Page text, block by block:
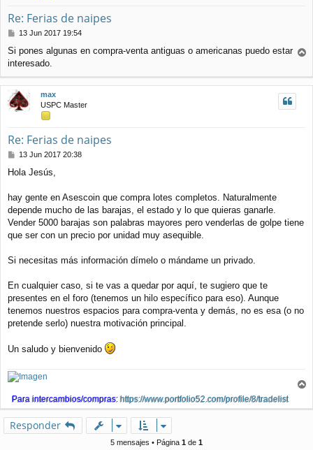
Re: Ferias de naipes
M
s
j
e
13 Jun 2017 19:54
Si pones algunas en compra-venta antiguas o americanas puedo estar
interesado.
i
max
USPC Master
Re: Ferias de naipes
M
n
a
j
e
13 Jun 2017 20:38
Hola Jesús,
hay gente en Asescoin que compra lotes completos. Naturalmente
depende mucho de las barajas, el estado y lo que quieras ganarle.
Vender 5000 barajas son palabras mayores pero venderlas de golpe tiene
que ser con un precio por unidad muy asequible.
Si necesitas más información dímelo o mándame un privado.
En cualquier caso, si te vas a quedar por aquí, te sugiero que te
presentes en el foro (tenemos un hilo específico para eso). Aunque
tenemos nuestros espacios para compra-venta y demás, no es esa (o no
pretende serlo) nuestra motivación principal.
Un saludo y bienvenido
Para intercambios/compras: https://www.portfolio52.com/profile/8/tradelist
r
Responder
5 mensajes • Página 1 de 1